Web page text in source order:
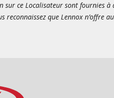
ce Localisateur sont fournies
reconnaissez que Lennox